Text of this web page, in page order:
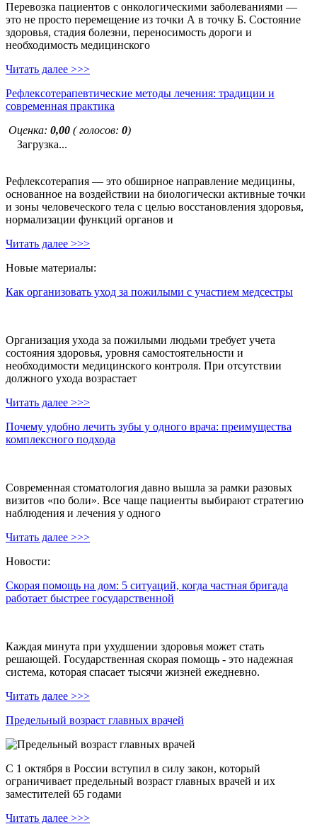
Перевозка пациентов с онкологическими заболеваниями —
это не просто перемещение из точки А в точку Б. Состояние
здоровья, стадия болезни, переносимость дороги и
необходимость медицинского
Читать далее >>>
Рефлексотерапевтические методы лечения: традиции и
современная практика
Оценка: 0,00 ( голосов: 0)
Загрузка...
Рефлексотерапия — это обширное направление медицины,
основанное на воздействии на биологически активные точки
и зоны человеческого тела с целью восстановления здоровья,
нормализации функций органов и
Читать далее >>>
Новые материалы:
Как организовать уход за пожилыми с участием медсестры
Организация ухода за пожилыми людьми требует учета
состояния здоровья, уровня самостоятельности и
необходимости медицинского контроля. При отсутствии
должного ухода возрастает
Читать далее >>>
Почему удобно лечить зубы у одного врача: преимущества
комплексного подхода
Современная стоматология давно вышла за рамки разовых
визитов «по боли». Все чаще пациенты выбирают стратегию
наблюдения и лечения у одного
Читать далее >>>
Новости:
Скорая помощь на дом: 5 ситуаций, когда частная бригада
работает быстрее государственной
Каждая минута при ухудшении здоровья может стать
решающей. Государственная скорая помощь - это надежная
система, которая спасает тысячи жизней ежедневно.
Читать далее >>>
Предельный возраст главных врачей
С 1 октября в России вступил в силу закон, который
ограничивает предельный возраст главных врачей и их
заместителей 65 годами
Читать далее >>>